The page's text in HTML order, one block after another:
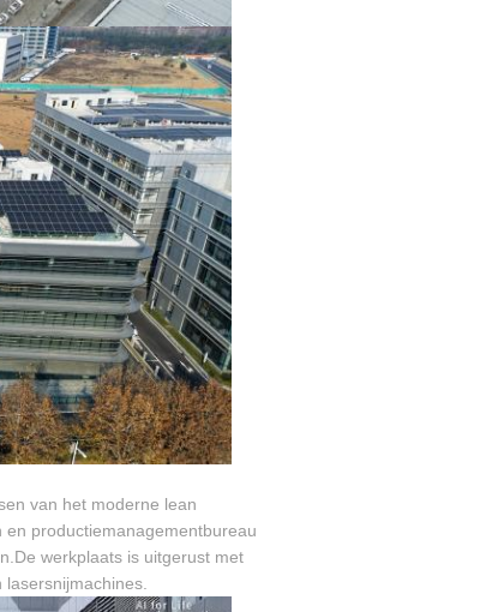
van het moderne lean
productiemanagementbureau
werkplaats is uitgerust met